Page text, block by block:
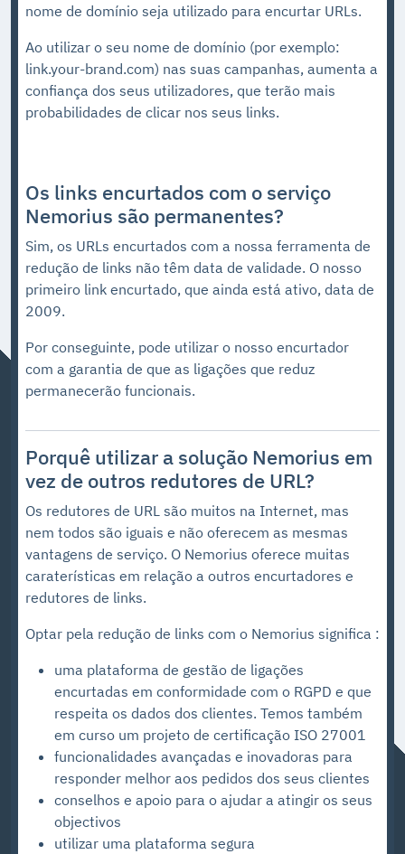
nome de domínio seja utilizado para encurtar URLs.
Ao utilizar o seu nome de domínio (por exemplo:
link.your-brand.com) nas suas campanhas, aumenta a
confiança dos seus utilizadores, que terão mais
probabilidades de clicar nos seus links.
Os links encurtados com o serviço
Nemorius são permanentes?
Sim, os URLs encurtados com a nossa ferramenta de
redução de links não têm data de validade. O nosso
primeiro link encurtado, que ainda está ativo, data de
2009.
Por conseguinte, pode utilizar o nosso encurtador
com a garantia de que as ligações que reduz
permanecerão funcionais.
Porquê utilizar a solução Nemorius em
vez de outros redutores de URL?
Os redutores de URL são muitos na Internet, mas
nem todos são iguais e não oferecem as mesmas
vantagens de serviço. O Nemorius oferece muitas
caraterísticas em relação a outros encurtadores e
redutores de links.
Optar pela redução de links com o Nemorius significa :
uma plataforma de gestão de ligações
encurtadas em conformidade com o RGPD e que
respeita os dados dos clientes. Temos também
em curso um projeto de certificação ISO 27001
funcionalidades avançadas e inovadoras para
responder melhor aos pedidos dos seus clientes
conselhos e apoio para o ajudar a atingir os seus
objectivos
utilizar uma plataforma segura